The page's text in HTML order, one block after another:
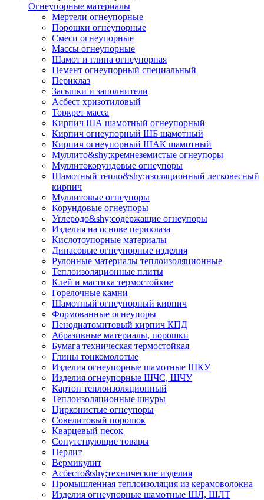
Огнеупорные материалы
Мертели огнеупорные
Порошки огнеупорные
Смеси огнеупорные
Массы огнеупорные
Шамот и глина огнеупорная
Цемент огнеупорный специальный
Периклаз
Засыпки и заполнители
Асбест хризотиловый
Торкрет масса
Кирпич ША шамотный огнеупорный
Кирпич огнеупорный ШБ шамотный
Кирпич огнеупорный ШАК шамотный
Муллито&shy;­кремнеземистые огнеупоры
Муллито­корундовые огнеупоры
Шамотный тепло&shy;изоляционный легковесный
кирпич
Муллитовые огнеупоры
Корундовые огнеупоры
Углеродо&shy;содержащие огнеупоры
Изделия на основе периклаза
Кислотоупорные материалы
Динасовые огнеупорные изделия
Рулонные материалы теплоизоляционные
Тепло­изоляционные плиты
Клей и мастика термостойкие
Горелочные камни
Шамотный огнеупорный кирпич
Формованные огнеупоры
Пенодиатомитовый кирпич КПД
Абразивные материалы, порошки
Бумага техническая термостойкая
Глины тонкомолотые
Изделия огнеупорные шамотные ШКУ
Изделия огнеупорные ШЧС, ШЧУ
Картон теплоизоляционный
Теплоизоляционные шнуры
Цирконистые огнеупоры
Совелитовый порошок
Кварцевый песок
Сопутствующие товары
Перлит
Вермикулит
Асбесто&shy;технические изделия
Промышленная теплоизоляция из керамоволокна
Изделия огнеупорные шамотные ШЛ, ШЛТ